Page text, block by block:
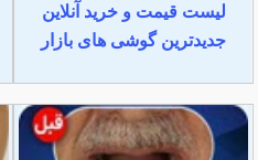
لیست قیمت و خرید آنلاین
جدیدترین گوشی های بازار